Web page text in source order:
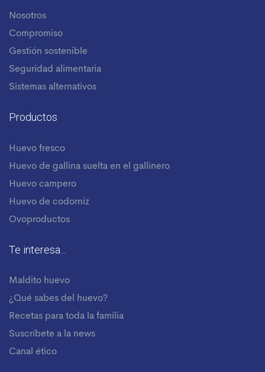
Nosotros
Compromiso
Gestión sostenible
Seguridad alimentaria
Sistemas alternativos
Productos
Huevo fresco
Huevo de gallina suelta en el gallinero
Huevo campero
Huevo de codorniz
Ovoproductos
Te interesa...
Maldito huevo
¿Qué sabes del huevo?
Recetas para toda la familia
Suscríbete a la news
Canal ético